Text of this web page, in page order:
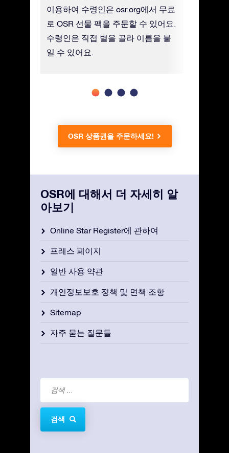
이용하여 수령인은 osr.org에서 무료
로 OSR 선물 팩을 주문할 수 있어요.
수령인은 직접 별을 골라 이름을 붙
일 수 있어요.
OSR 상품권을 주문하세요!
OSR에 대해서 더 자세히 알
아보기
Online Star Register에 관하여
프레스 페이지
일반 사용 약관
개인정보보호 정책 및 면책 조항
Sitemap
자주 묻는 질문들
검색